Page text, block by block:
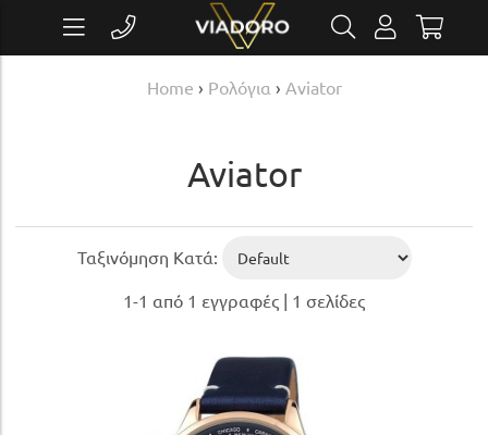
Home › Ρολόγια › Aviator
Aviator
Ταξινόμηση Κατά:
1-1 από 1 εγγραφές | 1 σελίδες